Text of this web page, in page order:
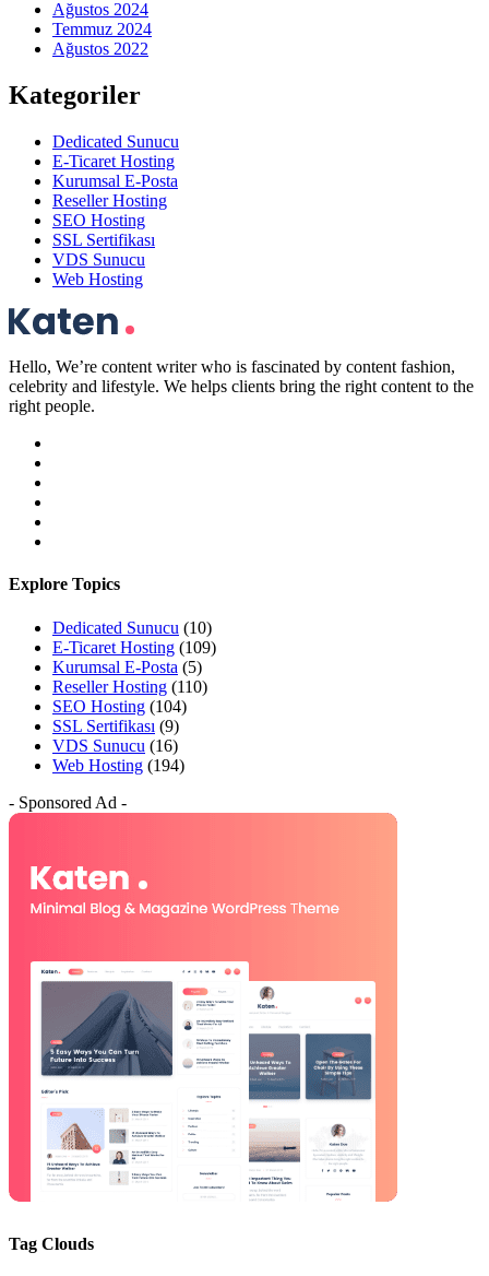
Ağustos 2024
Temmuz 2024
Ağustos 2022
Kategoriler
Dedicated Sunucu
E-Ticaret Hosting
Kurumsal E-Posta
Reseller Hosting
SEO Hosting
SSL Sertifikası
VDS Sunucu
Web Hosting
Hello, We’re content writer who is fascinated by content fashion,
celebrity and lifestyle. We helps clients bring the right content to the
right people.
Explore Topics
Dedicated Sunucu (10)
E-Ticaret Hosting (109)
Kurumsal E-Posta (5)
Reseller Hosting (110)
SEO Hosting (104)
SSL Sertifikası (9)
VDS Sunucu (16)
Web Hosting (194)
- Sponsored Ad -
Tag Clouds